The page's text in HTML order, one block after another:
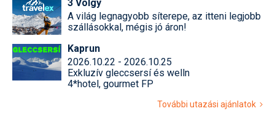
3 Völgy
A világ legnagyobb síterepe, az itteni legjobb
szállásokkal, mégis jó áron!
Kaprun
2026.10.22 - 2026.10.25
Exkluzív gleccsersí és welln
4*hotel, gourmet FP
További utazási ajánlatok